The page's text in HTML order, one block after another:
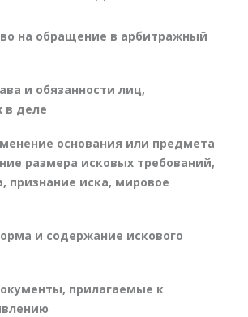
на обращение в арбитражный
и обязанности лиц,
в деле
основания или предмета
размера исковых требований,
признание иска, мировое
и содержание искового
прилагаемые к